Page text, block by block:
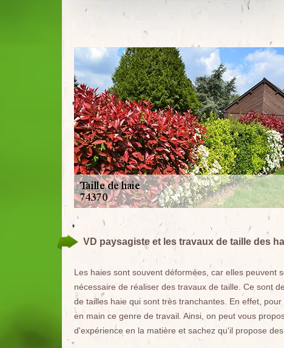
VD paysagiste et les travaux de taille des
Les haies sont souvent déformées, car elles peuvent
nécessaire de réaliser des travaux de taille. Ce sont
de tailles haie qui sont très tranchantes. En effet,
en main ce genre de travail. Ainsi, on peut vous
d'expérience en la matière et sachez qu'il propose